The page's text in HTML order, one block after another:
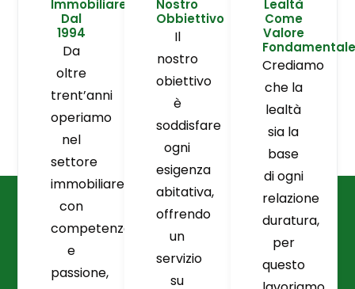
Immobiliare
Dal
1994
Da
oltre
trent’anni
operiamo
nel
settore
immobiliare
con
competenza
e
passione,
Nostro
Obbiettivo
Il
nostro
obiettivo
è
soddisfare
ogni
esigenza
abitativa,
offrendo
un
servizio
su
Lealtà
Come
Valore
Fondamentale
Crediamo
che la
lealtà
sia la
base
di ogni
relazione
duratura,
per
questo